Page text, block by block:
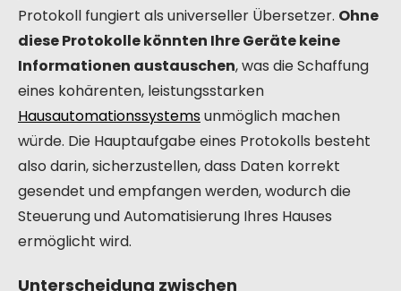
Protokoll fungiert als universeller Übersetzer. Ohne
diese Protokolle könnten Ihre Geräte keine
Informationen austauschen, was die Schaffung
eines kohärenten, leistungsstarken
Hausautomationssystemsunmöglich machen
würde. Die Hauptaufgabe eines Protokolls besteht
also darin, sicherzustellen, dass Daten korrekt
gesendet und empfangen werden, wodurch die
Steuerung und Automatisierung Ihres Hauses
ermöglicht wird.
Unterscheidung zwischen